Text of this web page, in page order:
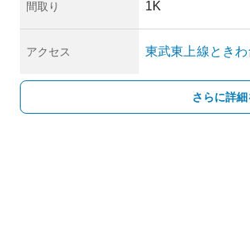
間取り 1K
アクセス 東武東上線とき
さらに詳